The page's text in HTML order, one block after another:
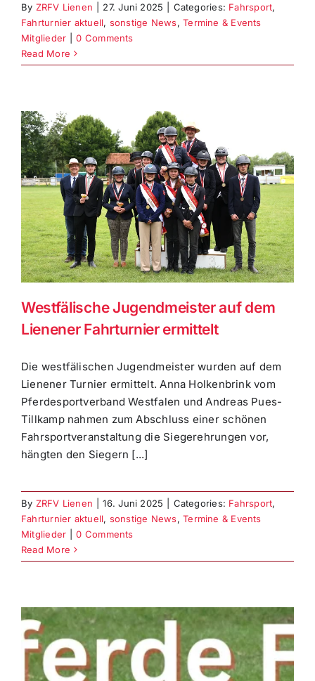
By ZRFV Lienen 27. Juni 2025 Categories: Fahrsport,
Fahrturnier aktuell, sonstige News,Termine & Events
Mitglieder
0 Comments
Read More
Westfälische Jugendmeister auf dem
Lienener Fahrturnier ermittelt
Die westfälischen Jugendmeister wurden auf dem
Lienener Turnier ermittelt. Anna Holkenbrink vom
Pferdesportverband Westfalen und Andreas Pues-
Tillkamp nahmen zum Abschluss einer schönen
Fahrsportveranstaltung die Siegerehrungen vor,
hängten den Siegern [...]
By ZRFV Lienen 16. Juni 2025 Categories: Fahrsport,
Fahrturnier aktuell, sonstige News,Termine & Events
Mitglieder
0 Comments
Read More